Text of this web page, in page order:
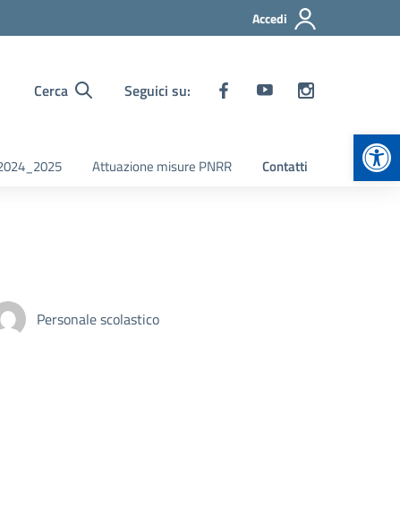
Accedi
Cerca Seguici su:
Attuazione misure PNRR Contatti
Personale scolastico